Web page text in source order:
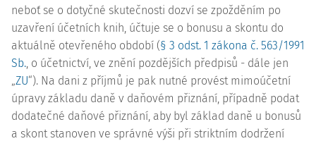
neboť se o dotyčné skutečnosti dozví se zpožděním po
uzavření účetních knih, účtuje se o bonusu a skontu do
aktuálně otevřeného období (§ 3 odst. 1 zákona č. 563/1991
Sb., o účetnictví, ve znění pozdějších předpisů - dále jen
„ZU“). Na dani z příjmů je pak nutné provést mimoúčetní
úpravy základu daně v daňovém přiznání, případně podat
dodatečné daňové přiznání, aby byl základ daně u bonusů
a skont stanoven ve správné výši při striktním dodržení